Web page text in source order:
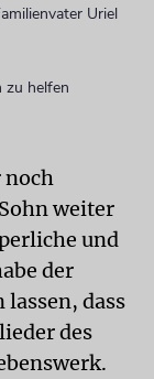
Uriel
zu helfen
noch
weiter
und
der
dass
des